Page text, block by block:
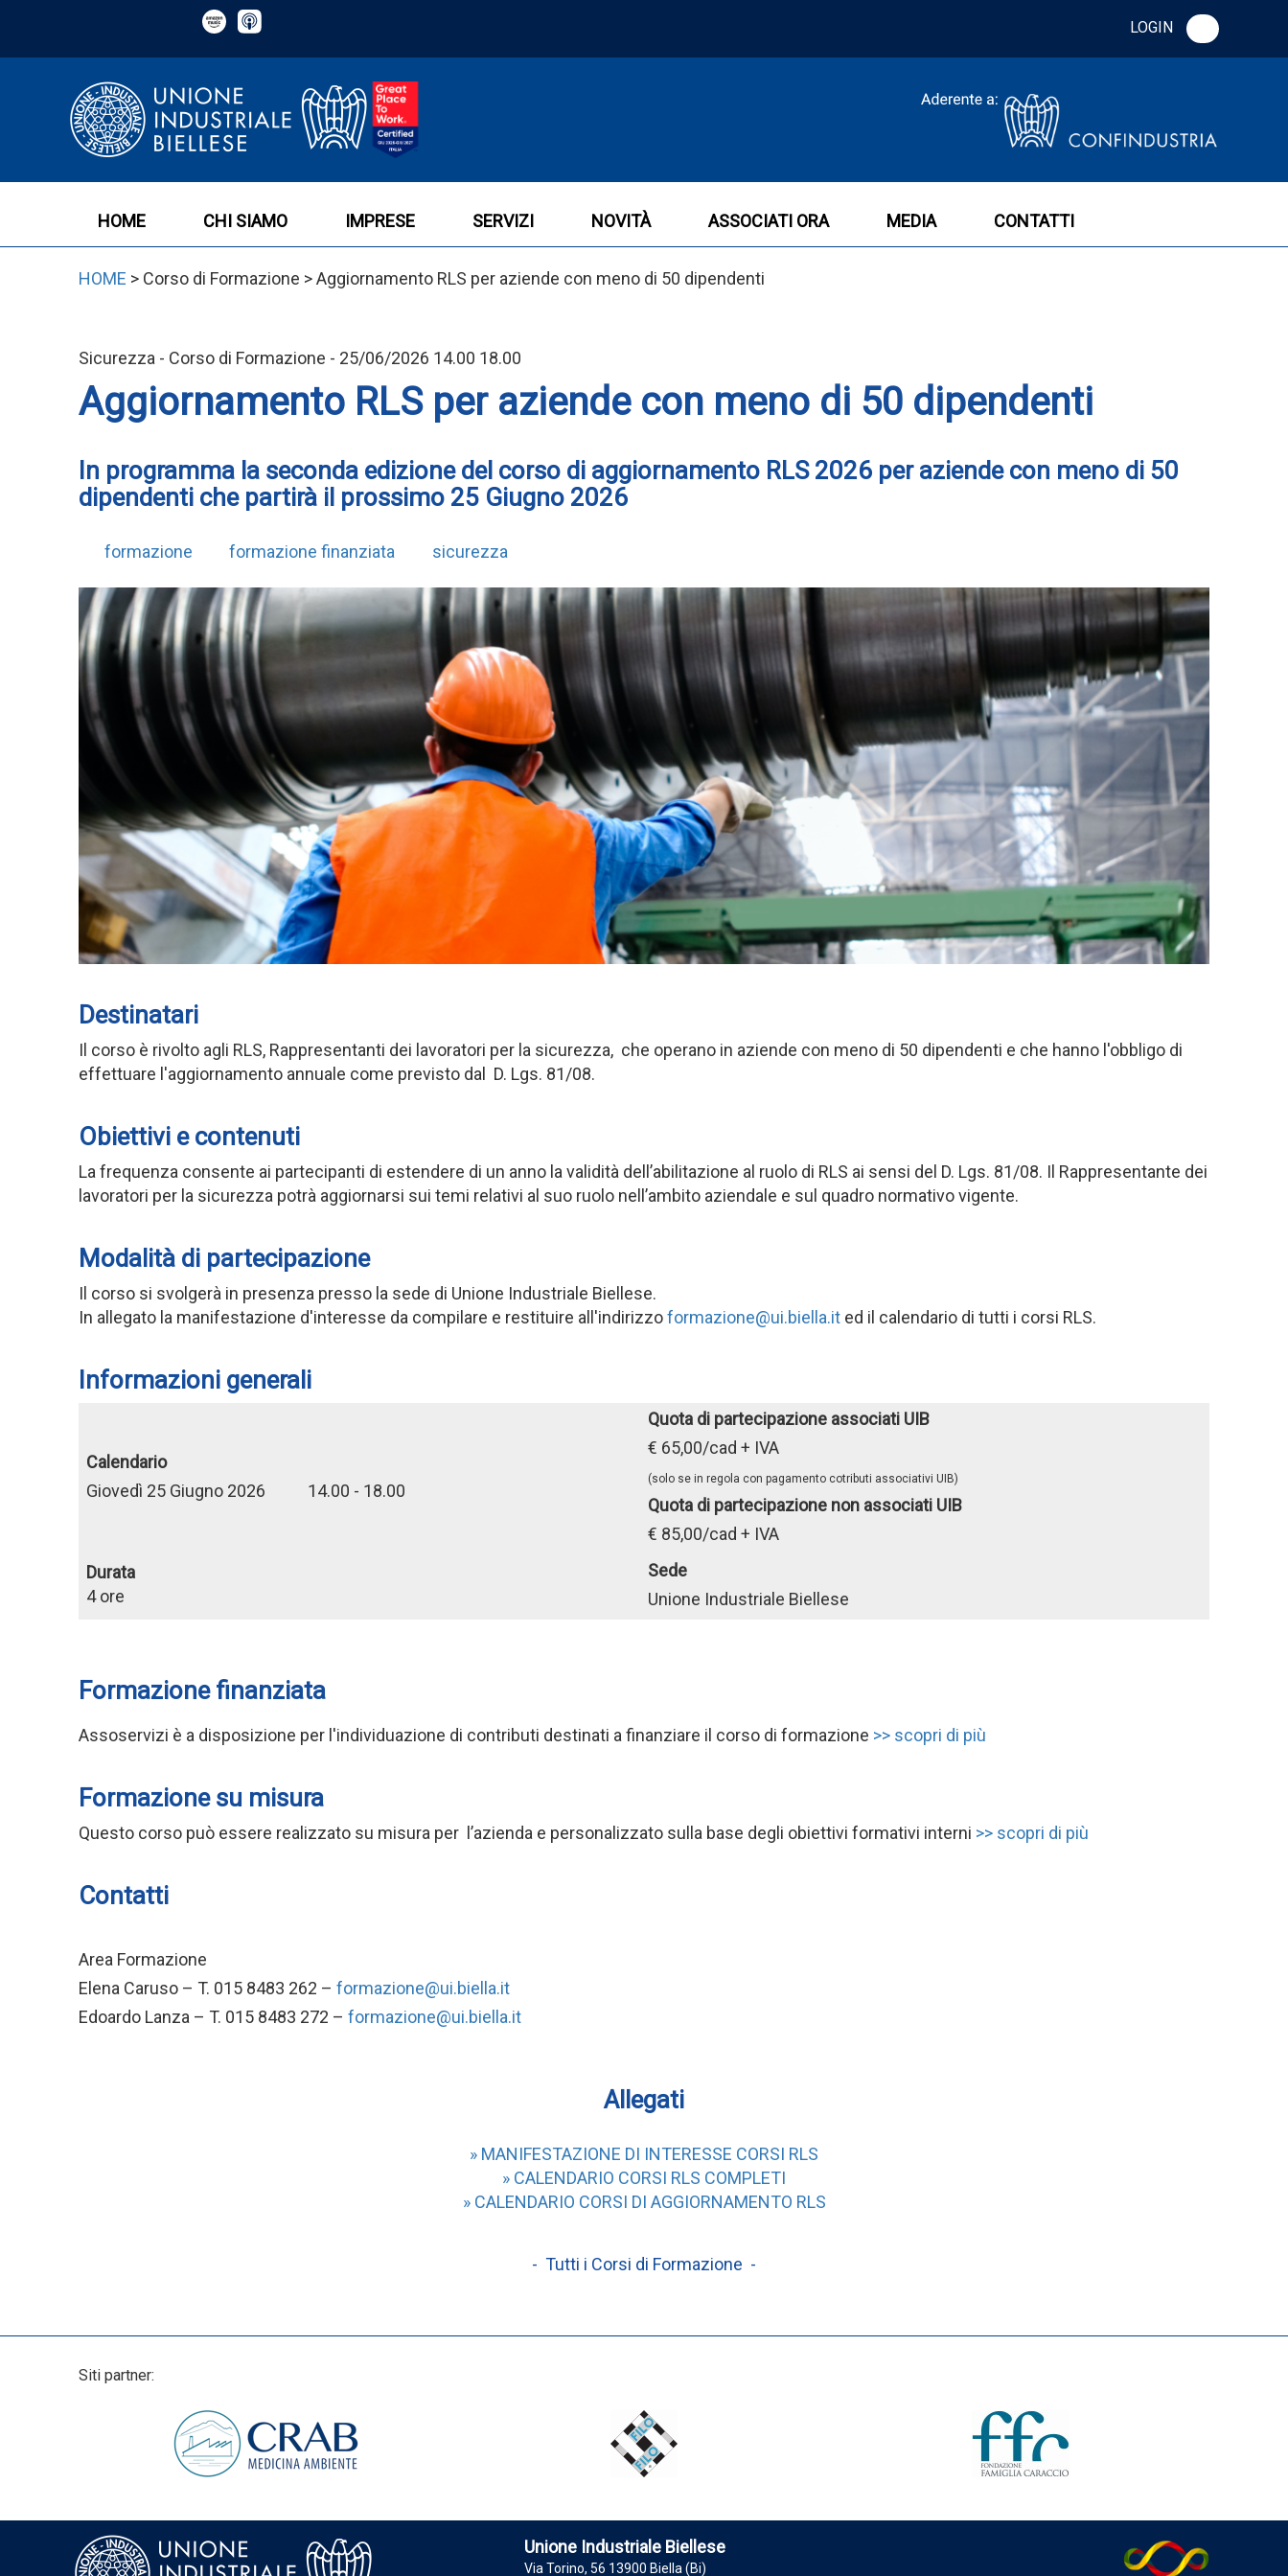
LOGIN
HOME CHI SIAMO IMPRESE SERVIZI NOVITÀ ASSOCIATI ORA MEDIA CONTATTI
HOME > Corso di Formazione > Aggiornamento RLS per aziende con meno di 50 dipendenti
Sicurezza - Corso di Formazione - 25/06/2026 14.00 18.00
Aggiornamento RLS per aziende con meno di 50 dipendenti
In programma la seconda edizione del corso di aggiornamento RLS 2026 per aziende con meno di 50
dipendenti che partirà il prossimo 25 Giugno 2026
formazione formazione finanziata sicurezza
Destinatari
Il corso è rivolto agli RLS, Rappresentanti dei lavoratori per la sicurezza, che operano in aziende con meno di 50 dipendenti e che hanno l'obbligo di
effettuare l'aggiornamento annuale come previsto dal D. Lgs. 81/08.
Obiettivi e contenuti
La frequenza consente ai partecipanti di estendere di un anno la validità dell’abilitazione al ruolo di RLS ai sensi del D. Lgs. 81/08. Il Rappresentante dei
lavoratori per la sicurezza potrà aggiornarsi sui temi relativi al suo ruolo nell’ambito aziendale e sul quadro normativo vigente.
Modalità di partecipazione
Il corso si svolgerà in presenza presso la sede di Unione Industriale Biellese.
In allegato la manifestazione d'interesse da compilare e restituire all'indirizzoformazione@ui.biella.it ed il calendario di tutti i corsi RLS.
Informazioni generali
Calendario
Giovedì 25 Giugno 2026 14.00 - 18.00
Quota di partecipazione associati UIB
€ 65,00/cad + IVA
(solo se in regola con pagamento cotributi associativi UIB)
Quota di partecipazione non associati UIB
€ 85,00/cad + IVA
Durata
4 ore
Sede
Unione Industriale Biellese
Formazione finanziata
Assoservizi è a disposizione per l'individuazione di contributi destinati a finanziare il corso di formazione >> scopri di più
Formazione su misura
Questo corso può essere realizzato su misura per l’azienda e personalizzato sulla base degli obiettivi formativi interni >> scopri di più
Contatti
Area Formazione
Elena Caruso – T. 015 8483 262 – formazione@ui.biella.it
Edoardo Lanza – T. 015 8483 272 – formazione@ui.biella.it
Allegati
» MANIFESTAZIONE DI INTERESSE CORSI RLS
» CALENDARIO CORSI RLS COMPLETI
» CALENDARIO CORSI DI AGGIORNAMENTO RLS
- Tutti i Corsi di Formazione -
Siti partner:
Unione Industriale Biellese
Via Torino, 56 13900 Biella (Bi)